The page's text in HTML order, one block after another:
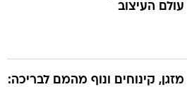
עולם העיצוב
מזגן, קינוחים ונוף מהמם לבריכה: